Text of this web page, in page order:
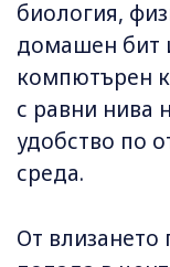
биология,
домашен бит
компютърен
с равни нива
удобство по
среда.
От влизането